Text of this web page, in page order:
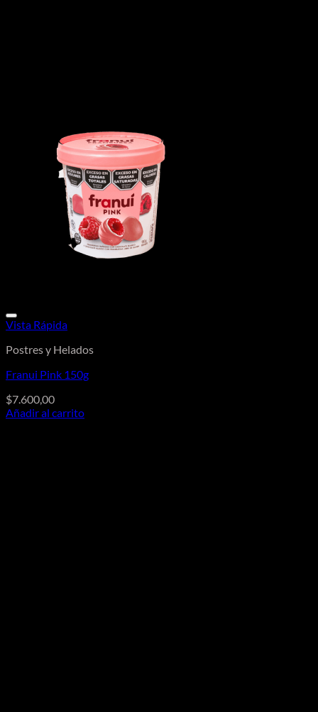
Vista Rápida
Postres y Helados
Franui Pink 150g
$7.600,00
Añadir al carrito